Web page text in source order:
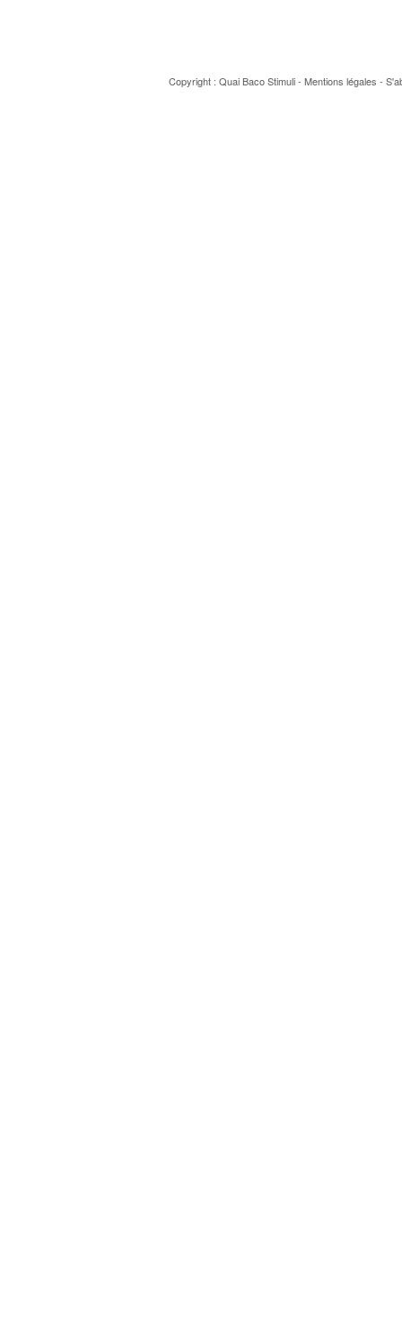
Copyright : Quai BacoStimuli- Mentions légales -